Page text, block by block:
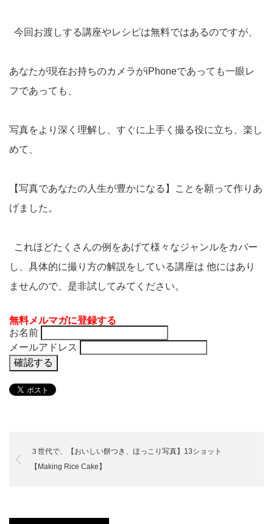
今回お渡しする講座やレシピは無料ではあるのですが、
あなたが現在お持ちのカメラがiPhoneであっても一眼レ
フであっても、
写真をより深く理解し、すぐに上手く撮る役に立ち、楽し
めて、
【写真であなたの人生が豊かになる】ことを願って作りあ
げました。
これほどたくさんの例をあげて様々なジャンルをカバー
し、具体的に撮り方の解説をしている講座は 他にはあり
ませんので、是非試してみてください。
無料メルマガに登録する
お名前
メールアドレス
３世代で、【おいしい餅つき、ほっこり写真】13ショット
【Making Rice Cake】